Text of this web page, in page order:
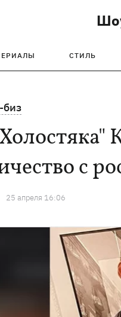
СТИЛЬ
с
25 апреля 16:06